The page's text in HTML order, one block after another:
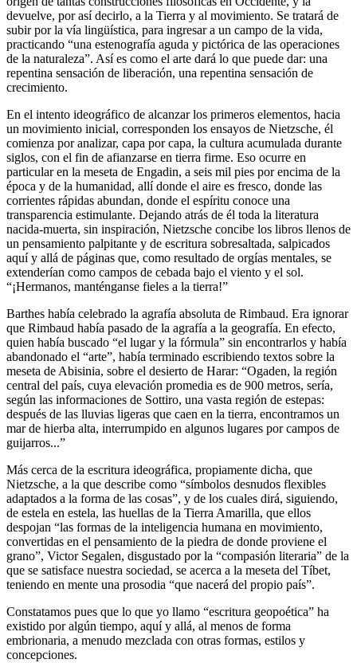
devuelve, por así decirlo, a la Tierra y al movimiento. Se tratará de
subir por la vía lingüística, para ingresar a un campo de la vida,
practicando “una estenografía aguda y pictórica de las operaciones
de la naturaleza”. Así es como el arte dará lo que puede dar: una
repentina sensación de liberación, una repentina sensación de
crecimiento.
En el intento ideográfico de alcanzar los primeros elementos, hacia
un movimiento inicial, corresponden los ensayos de Nietzsche, él
comienza por analizar, capa por capa, la cultura acumulada durante
siglos, con el fin de afianzarse en tierra firme. Eso ocurre en
particular en la meseta de Engadin, a seis mil pies por encima de la
época y de la humanidad, allí donde el aire es fresco, donde las
corrientes rápidas abundan, donde el espíritu conoce una
transparencia estimulante. Dejando atrás de él toda la literatura
nacida-muerta, sin inspiración, Nietzsche concibe los libros llenos de
un pensamiento palpitante y de escritura sobresaltada, salpicados
aquí y allá de páginas que, como resultado de orgías mentales, se
extenderían como campos de cebada bajo el viento y el sol.
“¡Hermanos, manténganse fieles a la tierra!”
Barthes había celebrado la agrafía absoluta de Rimbaud. Era ignorar
que Rimbaud había pasado de la agrafía a la geografía. En efecto,
quien había buscado “el lugar y la fórmula” sin encontrarlos y había
abandonado el “arte”, había terminado escribiendo textos sobre la
meseta de Abisinia, sobre el desierto de Harar: “Ogaden, la región
central del país, cuya elevación promedia es de 900 metros, sería,
según las informaciones de Sottiro, una vasta región de estepas:
después de las lluvias ligeras que caen en la tierra, encontramos un
mar de hierba alta, interrumpido en algunos lugares por campos de
guijarros...”
Más cerca de la escritura ideográfica, propiamente dicha, que
Nietzsche, a la que describe como “símbolos desnudos flexibles
adaptados a la forma de las cosas”, y de los cuales dirá, siguiendo,
de estela en estela, las huellas de la Tierra Amarilla, que ellos
despojan “las formas de la inteligencia humana en movimiento,
convertidas en el pensamiento de la piedra de donde proviene el
grano”, Victor Segalen, disgustado por la “compasión literaria” de la
que se satisface nuestra sociedad, se acerca a la meseta del Tíbet,
teniendo en mente una prosodia “que nacerá del propio país”.
Constatamos pues que lo que yo llamo “escritura geopoética” ha
existido por algún tiempo, aquí y allá, al menos de forma
embrionaria, a menudo mezclada con otras formas, estilos y
concepciones.